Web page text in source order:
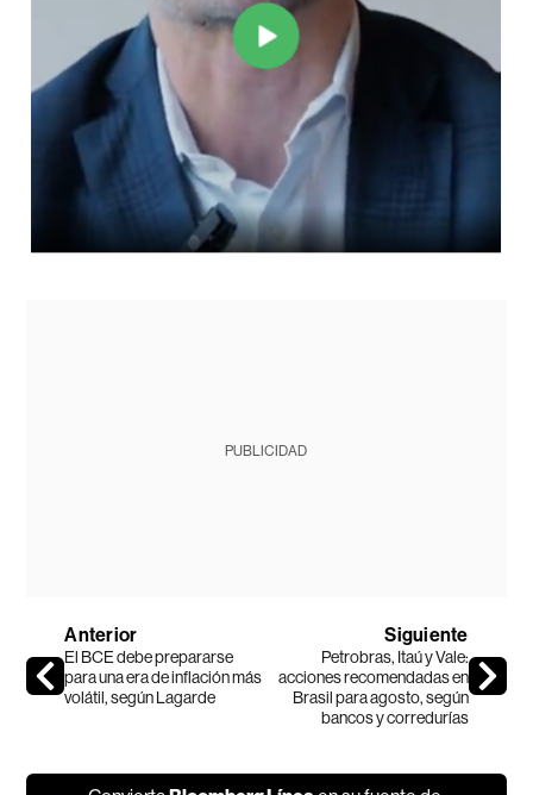
PUBLICIDAD
Anterior
El BCE debe prepararse
para una era de inflación más
volátil, según Lagarde
Siguiente
Petrobras, Itaú y Vale:
acciones recomendadas en
Brasil para agosto, según
bancos y corredurías